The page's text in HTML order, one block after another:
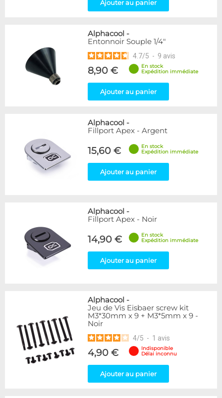
Ajouter au panier
Alphacool -
Entonnoir Souple 1/4"
4.7/5 - 9 avis
8,90 €
En stock
Expédition immédiate
Ajouter au panier
Alphacool -
Fillport Apex - Argent
15,60 €
En stock
Expédition immédiate
Ajouter au panier
Alphacool -
Fillport Apex - Noir
14,90 €
En stock
Expédition immédiate
Ajouter au panier
Alphacool -
Jeu de Vis Eisbaer screw kit
M3*30mm x 9 + M3*5mm x 9 -
Noir
4/5 - 1 avis
4,90 €
Indisponible
Délai inconnu
Ajouter au panier